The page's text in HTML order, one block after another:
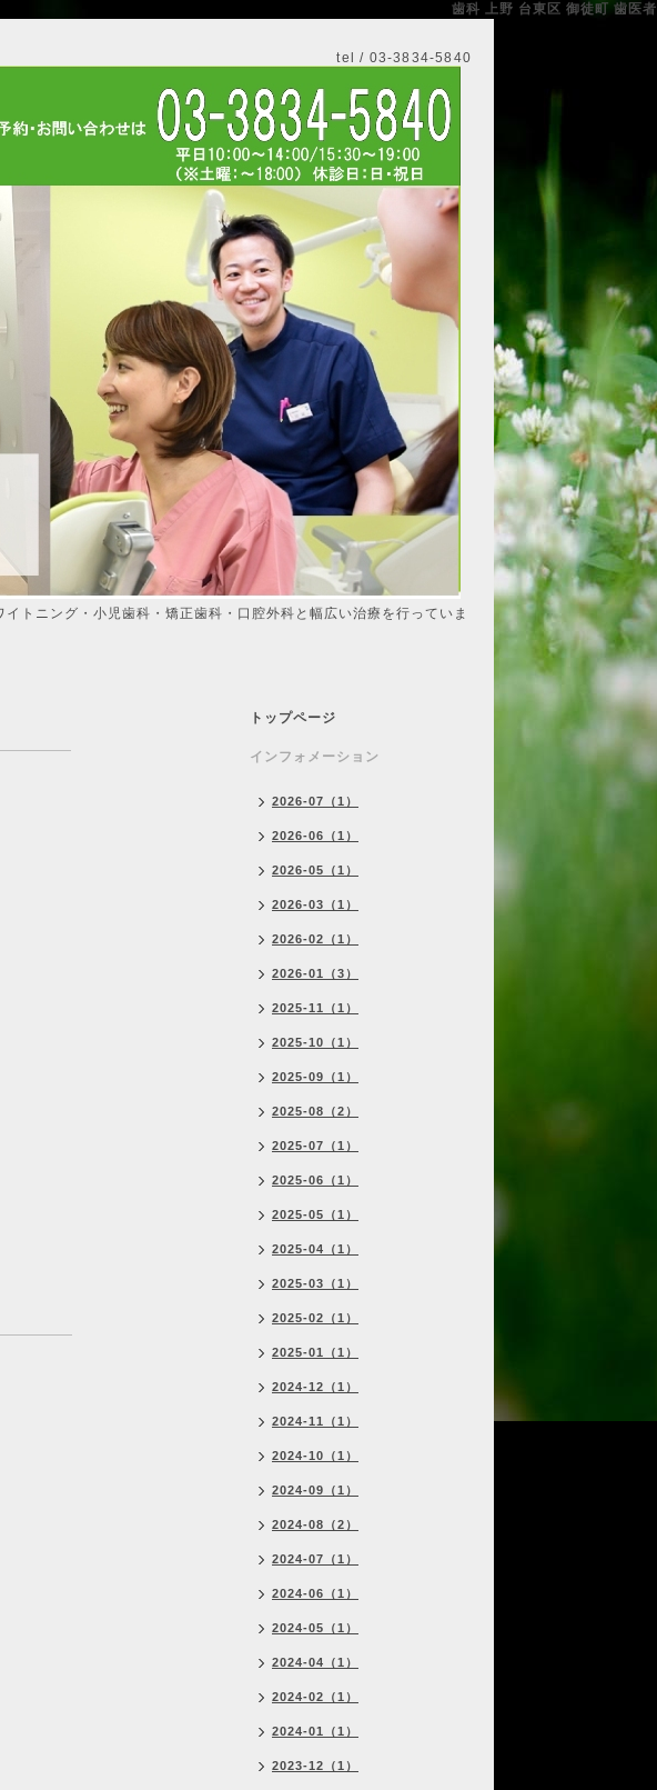
歯科 上野 台東区 御徒町 歯医者
tel / 03-3834-5840
トニング・小児歯科・矯正歯科・口腔外科と幅広い治療を行っていま
トップページ
インフォメーション
2026-07（1）
2026-06（1）
2026-05（1）
2026-03（1）
2026-02（1）
2026-01（3）
2025-11（1）
2025-10（1）
2025-09（1）
2025-08（2）
2025-07（1）
2025-06（1）
2025-05（1）
2025-04（1）
2025-03（1）
2025-02（1）
2025-01（1）
2024-12（1）
2024-11（1）
2024-10（1）
2024-09（1）
2024-08（2）
2024-07（1）
2024-06（1）
2024-05（1）
2024-04（1）
2024-02（1）
2024-01（1）
2023-12（1）